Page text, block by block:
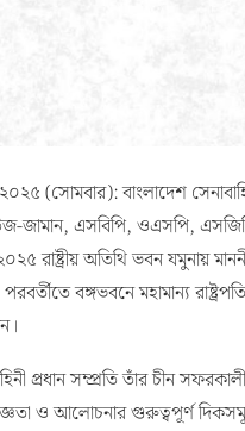
(সোমবার): বাংলাদেশ
জামান, এসবিপি, ওএসপি,
রাষ্ট্রীয় অতিথি ভবন যমুনায়
বঙ্গভবনে মহামান্য
প্রধান সম্প্রতি তাঁর চীন
ও আলোচনার গুরুত্বপূর্ণ